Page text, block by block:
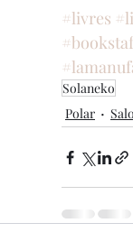
#livres
Solaneko
Polar